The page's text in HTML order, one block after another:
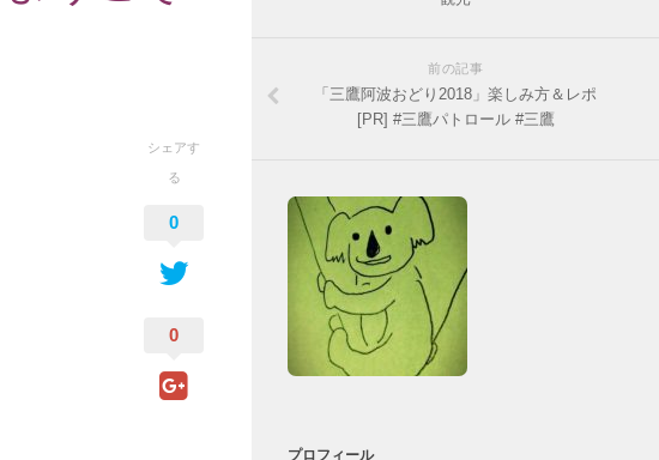
シェアす
る
0
0
前の記事
「三鷹阿波おどり2018」楽しみ方＆レポ
[PR] #三鷹パトロール #三鷹
プロフィール